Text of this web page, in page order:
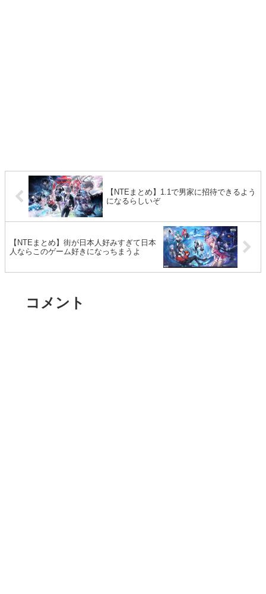
【NTEまとめ】1.1で男家に招待できるよう
になるらしいぞ
【NTEまとめ】街が日本人好みすぎて日本
人ならこのゲーム好きになっちまうよ
コメント